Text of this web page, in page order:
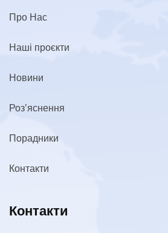
Про Нас
Наші проєкти
Новини
Роз’яснення
Порадники
Контакти
Контакти